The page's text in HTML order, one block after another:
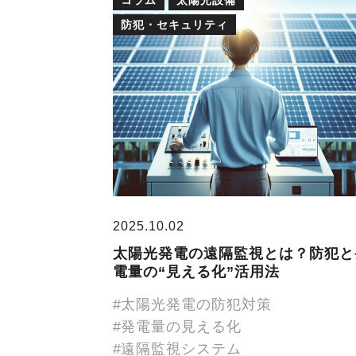
防犯・セキュリティ
2025.10.02
太陽光発電の遠隔監視とは？防犯
電量の“見える化”活用法
太陽光発電の防犯対策
発電量の見える化
遠隔監視システム